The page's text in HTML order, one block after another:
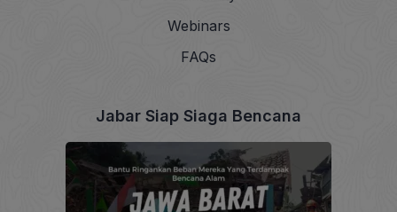
Webinars
FAQs
Jabar Siap Siaga Bencana